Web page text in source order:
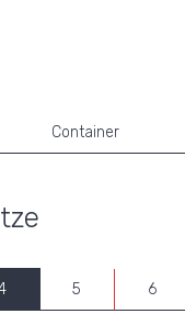
Container
5 6